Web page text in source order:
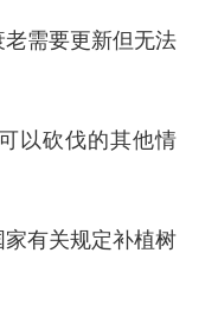
老需要更新但无法
以砍伐的其他情
有关规定补植树